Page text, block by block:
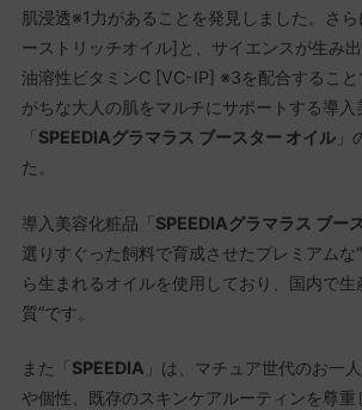
肌浸透※1力があることを発見しました。さ
ーストリッチオイル]と、サイエンスが生み
油溶性ビタミンC [VC-IP] ※3を配合すること
がちな大人の肌をマルチにサポートする導入
「 SPEEDIAグラマラス ブースター オイル」
た。
導入美容化粧品「 SPEEDIAグラマラス ブー
選りすぐった飼料で育成させたプレミアムな
ら生まれるオイルを使用しており、国内で生
質”です。
また「 SPEEDIA 」は、マチュア世代のお⼀
や個性、既存のスキンケアルーティンを尊重